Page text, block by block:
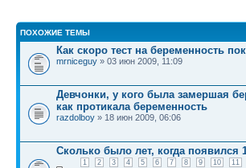
ПОХОЖИЕ ТЕМЫ
Как скоро тест на беременность
mrniceguy » 03 июн 2009, 11:09
Девчонки, у кого была замершая
как протикала беременность
razdolboy » 18 июн 2009, 06:06
Сколько было лет, когда появился
1 2 3 4 5 6 7 8 9 10 11